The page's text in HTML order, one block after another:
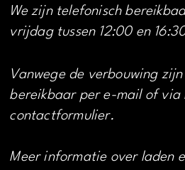
We zijn telefonisch
vrijdag tussen 12:00 en
Vanwege de verbouwing
bereikbaar per e-mail of via
contactformulier.
Meer informatie over laden